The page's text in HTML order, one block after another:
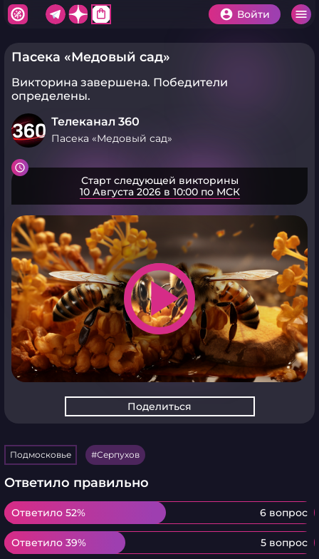
shopping_bag Войти
Пасека «Медовый сад»
Викторина завершена. Победители
определены.
Телеканал 360
Пасека «Медовый сад»
Старт следующей викторины
10 Августа 2026 в 10:00 по МСК
play_arrow
Поделиться
Подмосковье Серпухов
Ответило правильно
Ответило 52% 6 вопрос
Ответило 52%
Ответило 39% 5 вопрос
Ответило 39%